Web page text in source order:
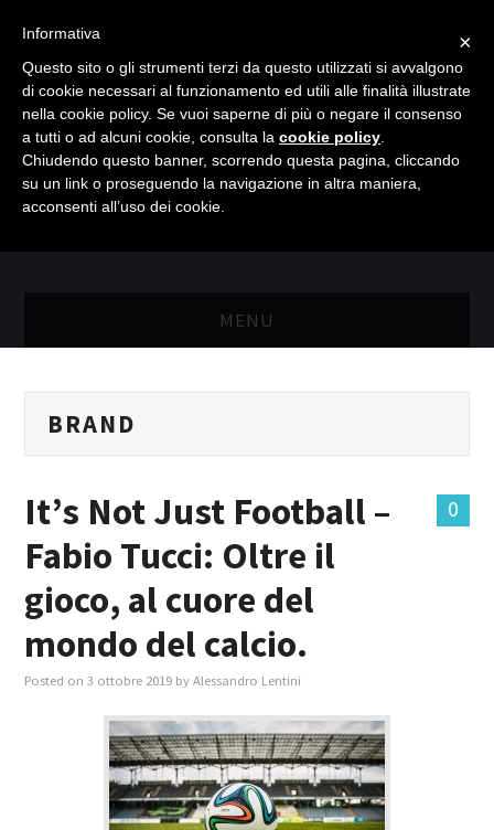
MENU
MASTER MARKETING & RETAIL
MASTER IN FOOD & BEVERAGE
GIURISTI IN AZIENDA
TUTTI
BRAND
0
It’s Not Just Football –
Fabio Tucci: Oltre il
gioco, al cuore del
mondo del calcio.
Posted on3 ottobre 2019 byAlessandro Lentini
×
Informativa
Questo sito o gli strumenti terzi da questo utilizzati si avvalgono
di cookie necessari al funzionamento ed utili alle finalità illustrate
nella cookie policy. Se vuoi saperne di più o negare il consenso
a tutti o ad alcuni cookie, consulta la cookie policy
Chiudendo questo banner, scorrendo questa pagina, cliccando
su un link o proseguendo la navigazione in altra maniera,
acconsenti all’uso dei cookie.